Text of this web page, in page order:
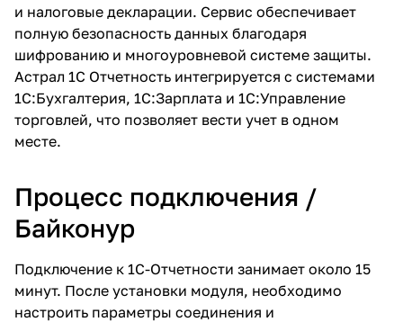
и налоговые декларации. Сервис обеспечивает
полную безопасность данных благодаря
шифрованию и многоуровневой системе защиты.
Астрал 1С Отчетность интегрируется с системами
1С:Бухгалтерия, 1С:Зарплата и 1С:Управление
торговлей, что позволяет вести учет в одном
месте.
Процесс подключения /
Байконур
Подключение к 1С-Отчетности занимает около 15
минут. После установки модуля, необходимо
настроить параметры соединения и